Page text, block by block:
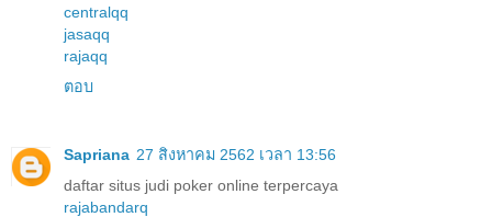
centralqq
jasaqq
rajaqq
ตอบ
Sapriana 27 สิงหาคม 2562 เวลา 13:56
daftar situs judi poker online terpercaya
rajabandarq